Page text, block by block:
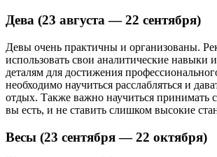
Дева (23 августа — 22 сентября)
Девы очень практичны и организованы.
использовать свои аналитические навыки
деталям для достижения
необходимо научиться расслабляться и
отдых. Также важно научиться принимать
вы есть, и не ставить слишком высокие
Весы (23 сентября — 22 октября)